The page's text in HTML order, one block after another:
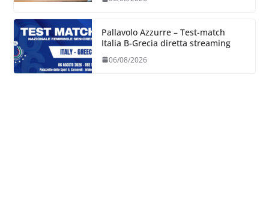
Pallavolo Azzurre – Test-match
Italia B-Grecia diretta streaming
06/08/2026